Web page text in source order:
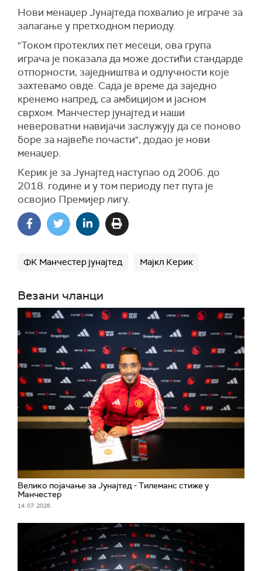
Нови менаџер Јунајтеда похвалио је играче за
залагање у претходном периоду.
"Током протеклих пет месеци, ова група
играча је показала да може достићи стандарде
отпорности, заједништва и одлучности које
захтевамо овде. Сада је време да заједно
кренемо напред, са амбицијом и јасном
сврхом. Манчестер јунајтед и наши
невероватни навијачи заслужују да се поново
боре за највеће почасти", додао је нови
менаџер.
Керик је за Јунајтед наступао од 2006. до
2018. године и у том периоду пет пута је
освојио Премијер лигу.
ФК Манчестер јунајтед Мајкл Керик
Везани чланци
Велико појачање за Јунајтед - Тилеманс стиже у
Манчестер
14. 07. 2026.